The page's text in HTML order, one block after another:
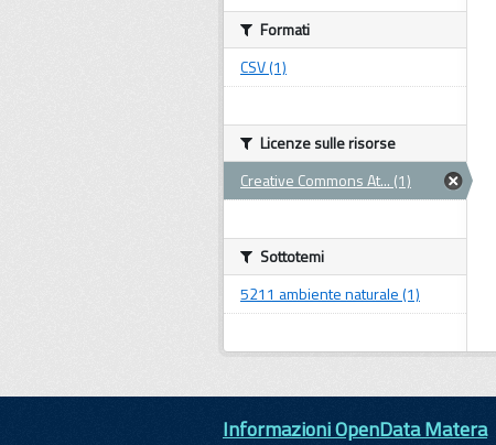
Formati
CSV (1)
Licenze sulle risorse
Creative Commons At... (1)
Sottotemi
5211 ambiente naturale (1)
Informazioni OpenData Matera